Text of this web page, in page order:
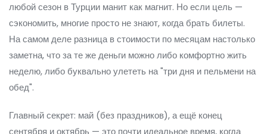
любой сезон в Турции манит как магнит. Но если цель —
сэкономить, многие просто не знают, когда брать билеты.
На самом деле разница в стоимости по месяцам настолько
заметна, что за те же деньги можно либо комфортно жить
неделю, либо буквально улететь на "три дня и пельмени на
обед".
Главный секрет: май (без праздников), а ещё конец
сентября и октябрь — это почти идеальное время, когда